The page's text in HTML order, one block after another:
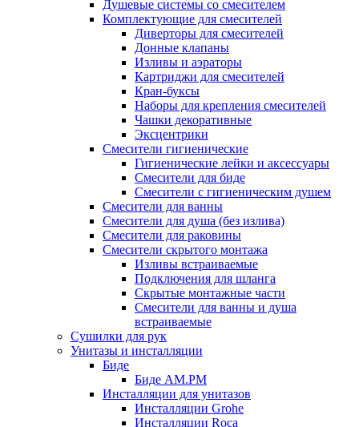
Душевые системы со смесителем
Комплектующие для смесителей
Диверторы для смесителей
Донные клапаны
Изливы и аэраторы
Картриджи для смесителей
Кран-буксы
Наборы для крепления смесителей
Чашки декоративные
Эксцентрики
Смесители гигиенические
Гигиенические лейки и аксессуары
Смесители для биде
Смесители с гигиеническим душем
Смесители для ванны
Смесители для душа (без излива)
Смесители для раковины
Смесители скрытого монтажа
Изливы встраиваемые
Подключения для шланга
Скрытые монтажные части
Смесители для ванны и душа
встраиваемые
Сушилки для рук
Унитазы и инсталляции
Биде
Биде AM.PM
Инсталляции для унитазов
Инсталляции Grohe
Инсталляции Roca